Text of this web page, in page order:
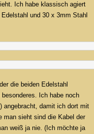
Ich habe klassisch agiert
und 30 x 3mm Stahl
die beiden Edelstahl
Ich habe noch
angebracht, damit ich dort mit
man sieht sind die Kabel der
weiß ja nie. (Ich möchte ja